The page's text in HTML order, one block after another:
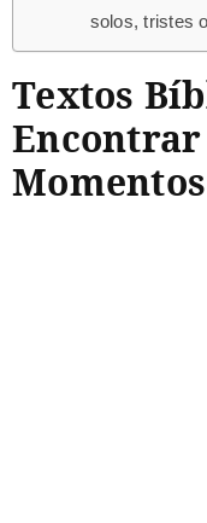
solos, tristes
Textos
Encontrar